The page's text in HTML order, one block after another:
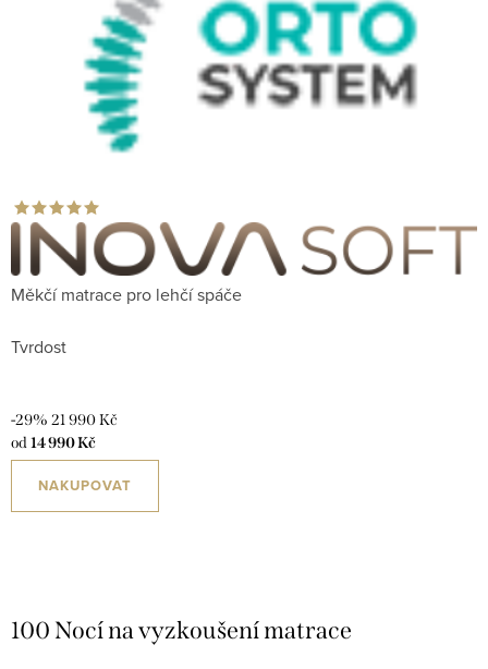
Měkčí matrace pro lehčí spáče
Tvrdost
-29% 21 990 Kč
od14 990 Kč
NAKUPOVAT
100 Nocí na vyzkoušení matrace